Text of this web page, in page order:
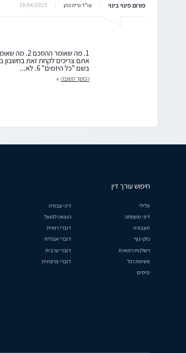
פורום פינוי בינוי עו"ד נריה כהן 19/04/2023
בשם "כל היזמים" 6. לא...
המשך תשובה
חיפוש עורך דין
פלילי
דיני עבודה
דיני משפחה
הוצאה לפועל
תעבורה
דוברי רוסית
נזקי גוף
דוברי אנגלית
רשלנות רפואית
דוברי ערבית
פשיטת רגל
דוברי צרפתית
מיסים